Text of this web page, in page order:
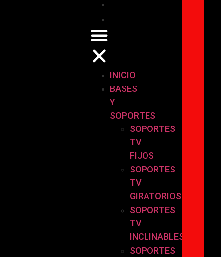
INICIO
BASES
Y
SOPORTES
SOPORTES
TV
FIJOS
SOPORTES
TV
GIRATORIOS
SOPORTES
TV
INCLINABLES
SOPORTES